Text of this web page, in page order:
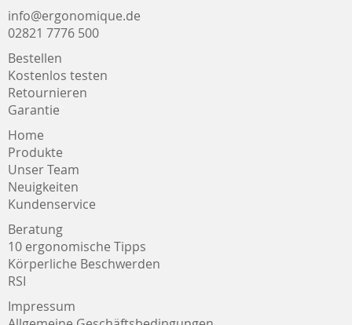
info@ergonomique.de
02821 7776 500
Bestellen
Kostenlos testen
Retournieren
Garantie
Home
Produkte
Unser Team
Neuigkeiten
Kundenservice
Beratung
10 ergonomische Tipps
Körperliche Beschwerden
RSI
Impressum